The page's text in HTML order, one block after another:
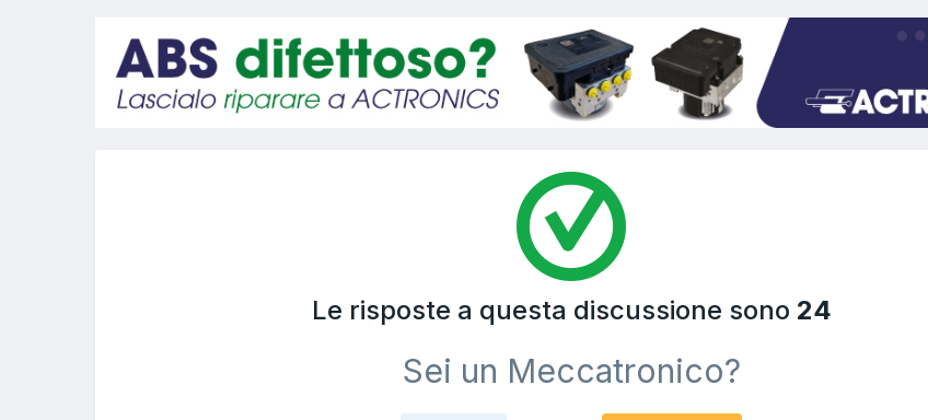
Le risposte a questa discussione sono 24
Sei un Meccatronico?